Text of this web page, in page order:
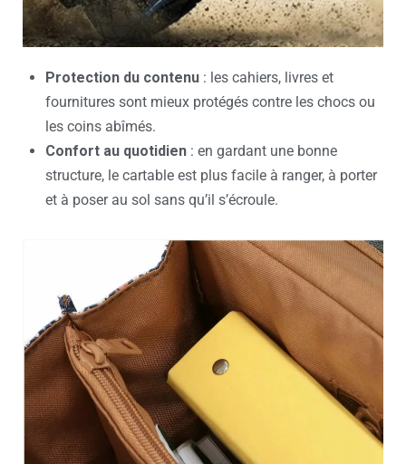
Protection du contenu : les cahiers, livres et
fournitures sont mieux protégés contre les chocs ou
les coins abîmés.
Confort au quotidien : en gardant une bonne
structure, le cartable est plus facile à ranger, à porter
et à poser au sol sans qu’il s’écroule.